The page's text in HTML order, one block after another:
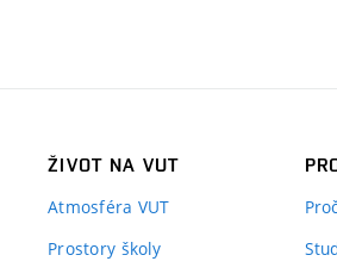
ŽIVOT NA VUT
Atmosféra VUT
Prostory školy